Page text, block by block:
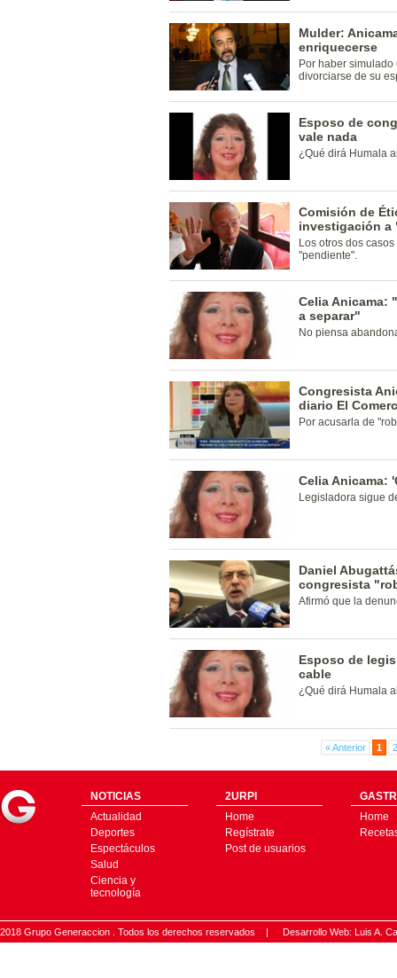
Mulder:
enriquecerse
Por haber
divorciarse de su
Esposo de
vale nada
¿Qué dirá Humala
Comisión de
investigación a
Los otros dos
"pendiente".
Celia Anicama:
a separar"
No piensa
Congresista
diario El
Por acusarla de
Celia Anicama:
Legisladora sigue
Daniel
congresista
Afirmó que la
Esposo de
cable
¿Qué dirá Humala
« Anterior 1 2
NOTICIAS
Actualidad
Deportes
Espectáculos
Salud
Ciencia y
tecnología
2URPI
Home
Regístrate
Post de usuarios
Home
2018 Grupo Generaccion . Todos los derechos reservados | Desarrollo Web: Luis